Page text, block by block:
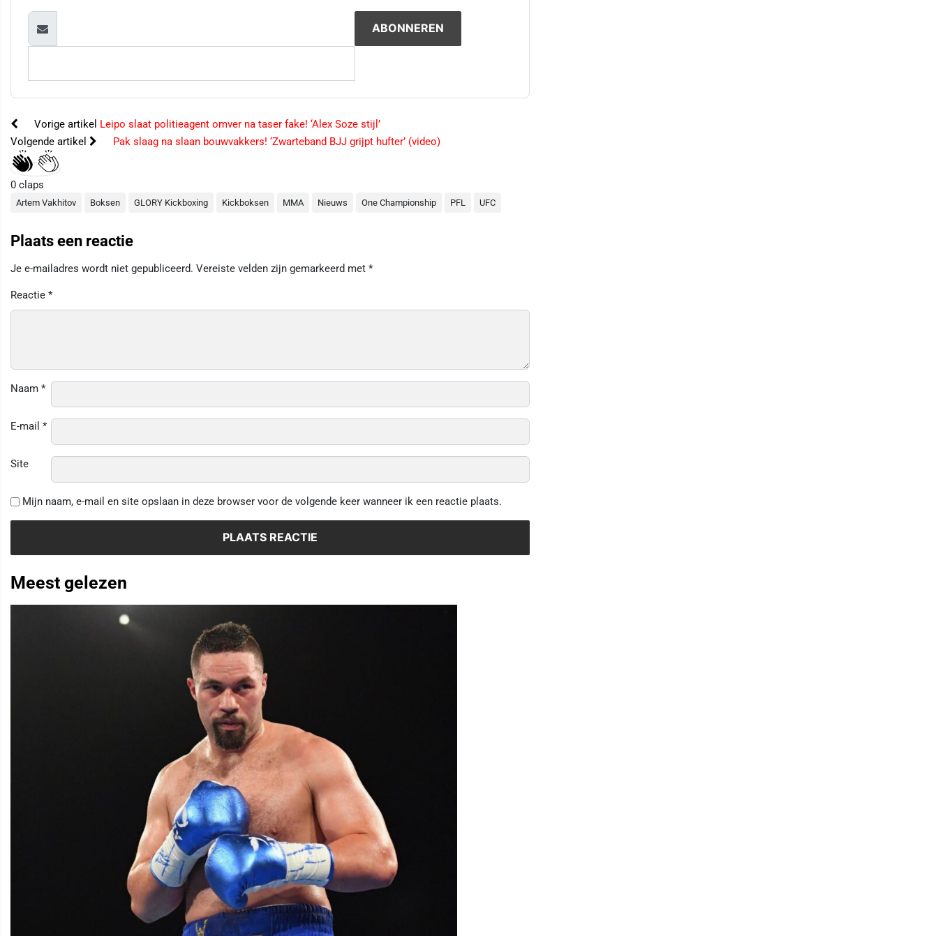
Vorige artikel Leipo slaat politieagent omver na taser fake! ‘Alex Soze stijl’
Volgende artikel
Pak slaag na slaan bouwvakkers! ‘Zwarteband BJJ grijpt hufter’ (video)
0 claps
Artem Vakhitov Boksen GLORY Kickboxing Kickboksen MMA Nieuws One Championship PFL UFC
Plaats een reactie
Je e-mailadres wordt niet gepubliceerd. Vereiste velden zijn gemarkeerd met *
Reactie *
Naam *
E-mail *
Site
Mijn naam, e-mail en site opslaan in deze browser voor de volgende keer wanneer ik een reactie plaats.
Meest gelezen